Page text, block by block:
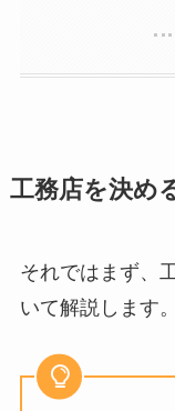
工務店を決め
それではまず、
いて解説します。